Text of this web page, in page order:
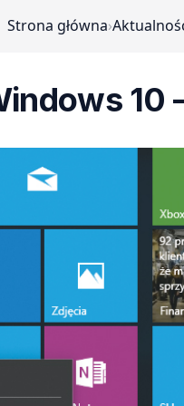
Strona główna›
10